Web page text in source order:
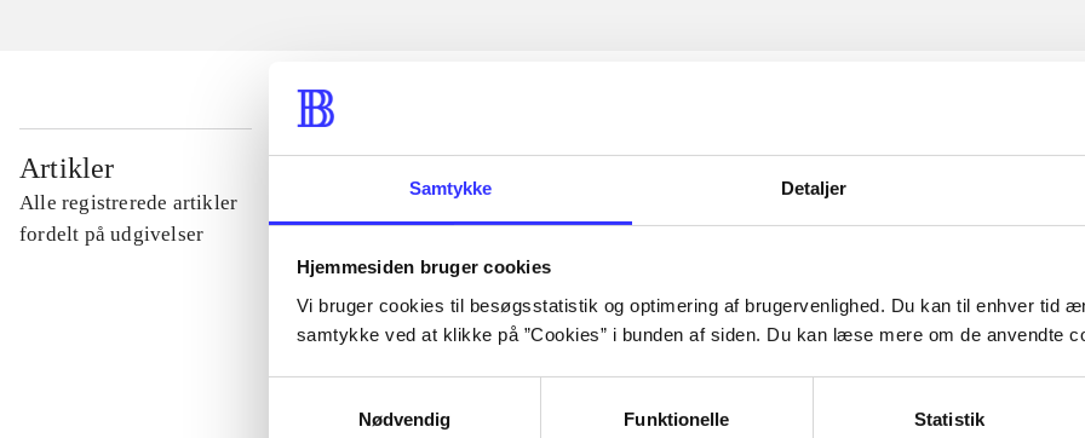
Samtykke Detaljer
Hjemmesiden bruger cookies
Vi bruger cookies til besøgsstatistik og optimering af brugervenlighed. Du kan til enhver tid
samtykke ved at klikke på ”Cookies” i bunden af siden. Du kan læse mere om de anvendte
Nødvendig
Funktionelle Statistik
Artikler
Alle registrerede artikler
fordelt på udgivelser
...
...
...